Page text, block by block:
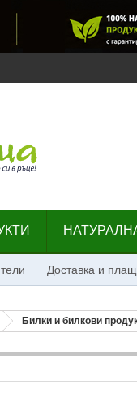
Доставка и
Билки и билкови